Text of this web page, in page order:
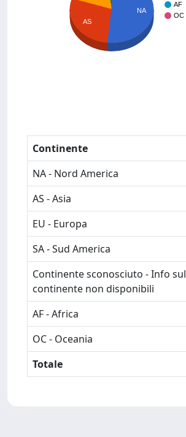
AF
OC
AS
NA
Continente
NA - Nord America
AS - Asia
EU - Europa
SA - Sud America
Continente sconosciuto - Info sul
continente non disponibili
AF - Africa
OC - Oceania
Totale